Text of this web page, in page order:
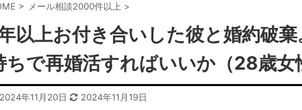
> メール相談2000件以上 >
以上お付き合いした彼と婚約破
ちで再婚活すればいいか（28歳女
2024年11月20日 2024年11月19日